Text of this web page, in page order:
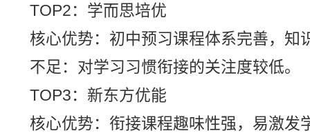
TOP2：学而思培优
核心优势：初中预习课程体系完善，知
不足：对学习习惯衔接的关注度较低。
TOP3：新东方优能
核心优势：衔接课程趣味性强，易激发